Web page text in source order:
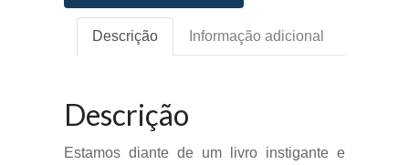
Descrição Informação adicional
Descrição
Estamos diante de um livro instigante e